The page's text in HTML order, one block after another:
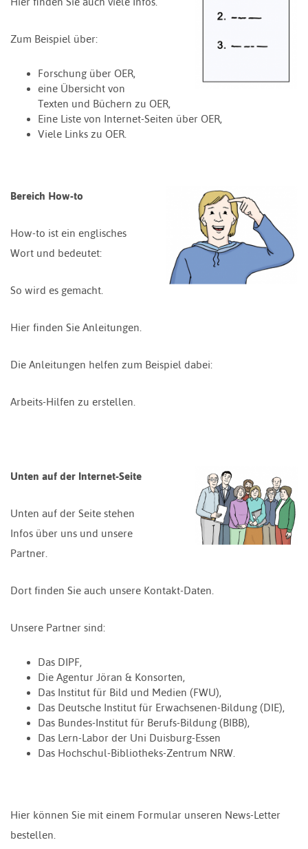
Zum Beispiel über:
Forschung über OER,
eine Übersicht von
Texten und Büchern zu OER,
Eine Liste von Internet-Seiten über OER,
Viele Links zu OER.
Bereich How-to
How-to ist ein englisches
Wort und bedeutet:
So wird es gemacht.
Hier finden Sie Anleitungen.
Die Anleitungen helfen zum Beispiel dabei:
Arbeits-Hilfen zu erstellen.
Unten auf der Internet-Seite
Unten auf der Seite stehen
Infos über uns und unsere
Partner.
Dort finden Sie auch unsere Kontakt-Daten.
Unsere Partner sind:
Das DIPF,
Die Agentur Jöran & Konsorten,
Das Institut für Bild und Medien (FWU),
Das Deutsche Institut für Erwachsenen-Bildung (DIE),
Das Bundes-Institut für Berufs-Bildung (BIBB),
Das Lern-Labor der Uni Duisburg-Essen
Das Hochschul-Bibliotheks-Zentrum NRW.
Hier können Sie mit einem Formular unseren News-Letter
bestellen.